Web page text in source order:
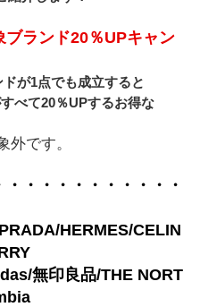
ランド20％UPキャン
が1点でも成立すると
べて20％UPするお得な
です。
・・・・・・・・・・
HERMES/CELIN
無印良品/THE NORT